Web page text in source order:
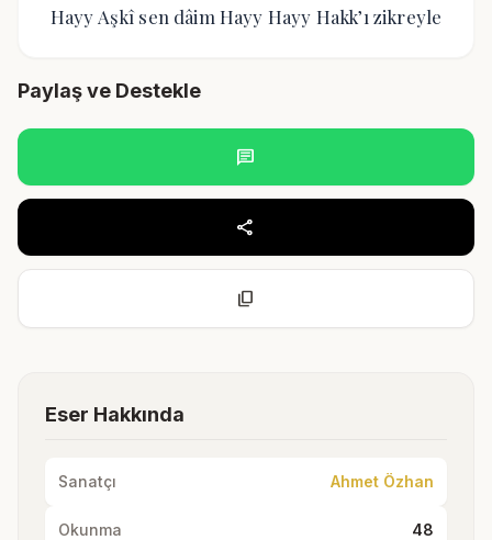
Hayy Aşkî sen dâim Hayy Hayy Hakk’ı zikreyle
Paylaş ve Destekle
chat
share
content_copy
Eser Hakkında
Sanatçı Ahmet Özhan
Okunma 48